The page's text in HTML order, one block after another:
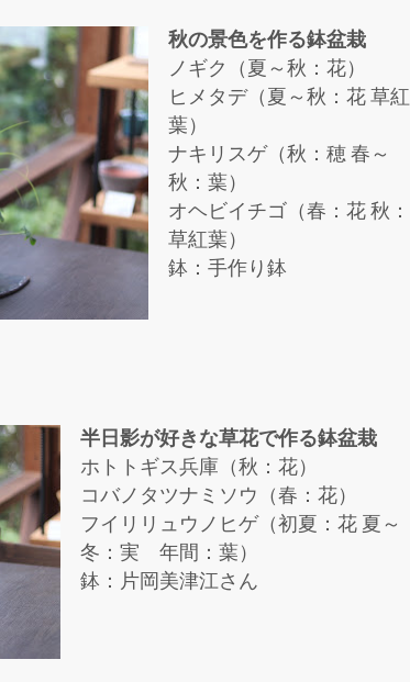
秋の景色を作る鉢盆栽
ノギク（夏～秋：花）
ヒメタデ（夏～秋：花 草紅
葉）
ナキリスゲ（秋：穂 春～
秋：葉）
オヘビイチゴ（春：花 秋：
草紅葉）
鉢：手作り鉢
半日影が好きな草花で作る鉢盆栽
ホトトギス兵庫（秋：花）
コバノタツナミソウ（春：花）
フイリリュウノヒゲ（初夏：花 夏～
冬：実 年間：葉）
鉢：片岡美津江さん